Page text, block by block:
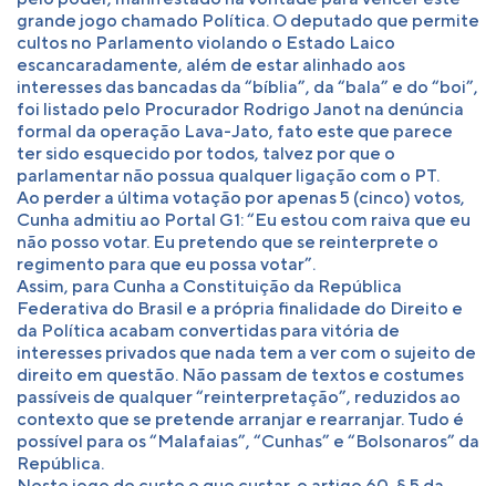
grande jogo chamado Política. O deputado que permite
cultos no Parlamento violando o Estado Laico
escancaradamente, além de estar alinhado aos
interesses das bancadas da “bíblia”, da “bala” e do “boi”,
foi listado pelo Procurador Rodrigo Janot na denúncia
formal da operação Lava-Jato, fato este que parece
ter sido esquecido por todos, talvez por que o
parlamentar não possua qualquer ligação com o PT.
Ao perder a última votação por apenas 5 (cinco) votos,
Cunha admitiu ao Portal G1: “Eu estou com raiva que eu
não posso votar. Eu pretendo que se reinterprete o
regimento para que eu possa votar”.
Assim, para Cunha a Constituição da República
Federativa do Brasil e a própria finalidade do Direito e
da Política acabam convertidas para vitória de
interesses privados que nada tem a ver com o sujeito de
direito em questão. Não passam de textos e costumes
passíveis de qualquer “reinterpretação”, reduzidos ao
contexto que se pretende arranjar e rearranjar. Tudo é
possível para os “Malafaias”, “Cunhas” e “Bolsonaros” da
República.